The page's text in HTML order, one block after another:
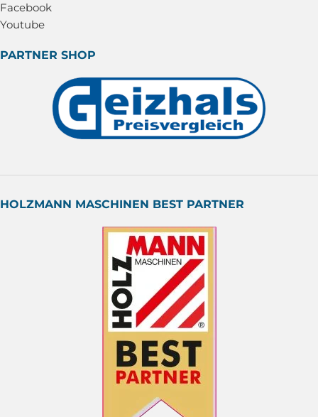
Facebook
Youtube
PARTNER SHOP
HOLZMANN MASCHINEN BEST PARTNER